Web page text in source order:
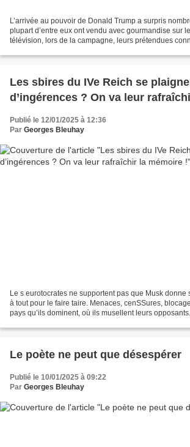
L’arrivée au pouvoir de Donald Trump a surpris
plupart d’entre eux ont vendu avec gourmandise sur
télévision, lors de la campagne, leurs prétendues
Les sbires du IVe Reich se
d’ingérences ? On va leur
Publié le 12/01/2025 à 12:36
Par Georges Bleuhay
Le s eurotocrates ne supportent pas que Musk donne
à tout pour le faire taire. Menaces, cenSSures,
pays qu’ils dominent, où ils musellent leurs
Le poète ne peut que désespérer
Publié le 10/01/2025 à 09:22
Par Georges Bleuhay